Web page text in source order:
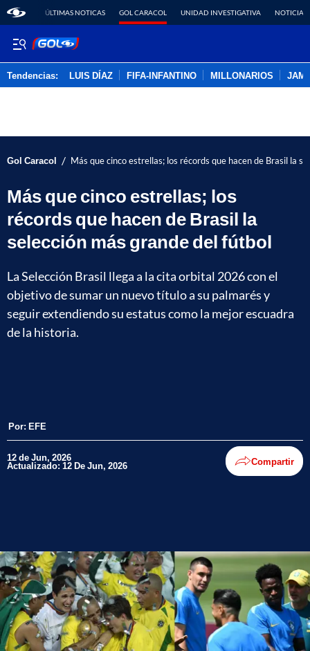
ÚLTIMAS NOTICAS GOL CARACOL UNIDAD INVESTIGATIVA NOTICIAS
Tendencias: LUIS DÍAZ FIFA-INFANTINO MILLONARIOS
Gol Caracol / Más que cinco estrellas; los récords que hacen de Brasil la
Más que cinco estrellas; los
récords que hacen de Brasil la
selección más grande del fútbol
La Selección Brasil llega a la cita orbital 2026 con el
objetivo de sumar un nuevo título a su palmarés y
seguir extendiendo su estatus como la mejor escuadra
de la historia.
Por: EFE
12 de Jun, 2026
Actualizado: 12 De Jun, 2026 Compartir